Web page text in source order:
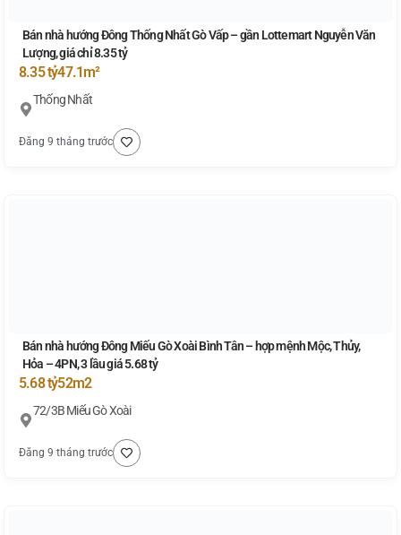
Bán nhà hướng Đông Thống Nhất Gò Vấp – gần Lottemart Nguyễn Văn
Lượng, giá chỉ 8.35 tỷ
8.35 tỷ47.1m²
Thống Nhất
Đăng 9 tháng trước
Bán nhà hướng Đông Miếu Gò Xoài Bình Tân – hợp mệnh Mộc, Thủy,
Hỏa – 4PN, 3 lầu giá 5.68 tỷ
5.68 tỷ52m2
72/3B Miếu Gò Xoài
Đăng 9 tháng trước